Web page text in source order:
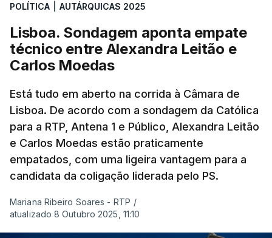
POLÍTICA AUTÁRQUICAS 2025
Lisboa. Sondagem aponta empate
técnico entre Alexandra Leitão e
Carlos Moedas
Está tudo em aberto na corrida à Câmara de
Lisboa. De acordo com a sondagem da Católica
para a RTP, Antena 1 e Público, Alexandra Leitão
e Carlos Moedas estão praticamente
empatados, com uma ligeira vantagem para a
candidata da coligação liderada pelo PS.
Mariana Ribeiro Soares - RTP /
atualizado 8 Outubro 2025, 11:10